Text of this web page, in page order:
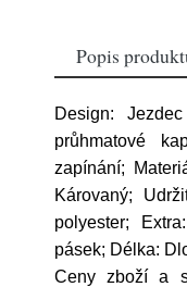
Popis
Design:
průhmatové
zapínání;
Károvaný;
polyester;
pásek; Délka:
Ceny zboží a